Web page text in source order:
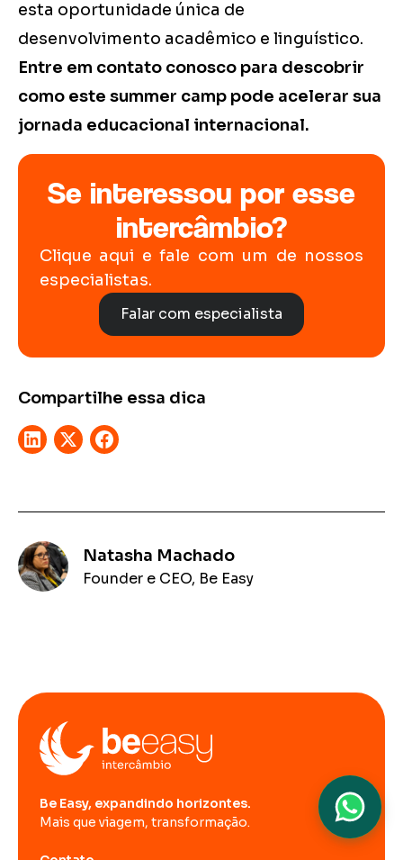
esta oportunidade única de
desenvolvimento acadêmico e linguístico.
Entre em contato conosco para descobrir
como este summer camp pode acelerar sua
jornada educacional internacional.
Se interessou por esse
intercâmbio?
Clique aqui e fale com um de nossos
especialistas.
Falar com especialista
Compartilhe essa dica
Natasha Machado
Founder e CEO, Be Easy
Be Easy, expandindo horizontes.
Mais que viagem, transformação.